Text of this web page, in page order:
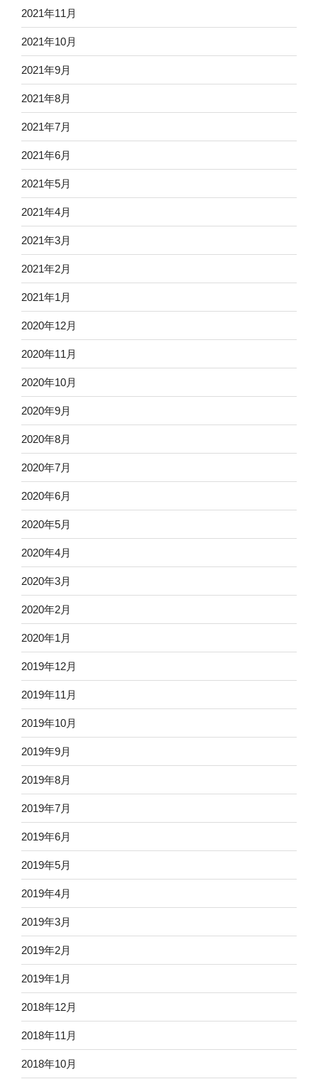
2021年11月
2021年10月
2021年9月
2021年8月
2021年7月
2021年6月
2021年5月
2021年4月
2021年3月
2021年2月
2021年1月
2020年12月
2020年11月
2020年10月
2020年9月
2020年8月
2020年7月
2020年6月
2020年5月
2020年4月
2020年3月
2020年2月
2020年1月
2019年12月
2019年11月
2019年10月
2019年9月
2019年8月
2019年7月
2019年6月
2019年5月
2019年4月
2019年3月
2019年2月
2019年1月
2018年12月
2018年11月
2018年10月